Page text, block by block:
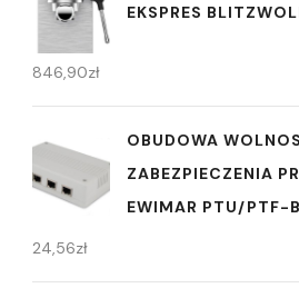
EKSPRES
846,90zł
OBUDOWA
ZABEZPIECZENIA
EWIMAR PTU/PTF-
24,56zł